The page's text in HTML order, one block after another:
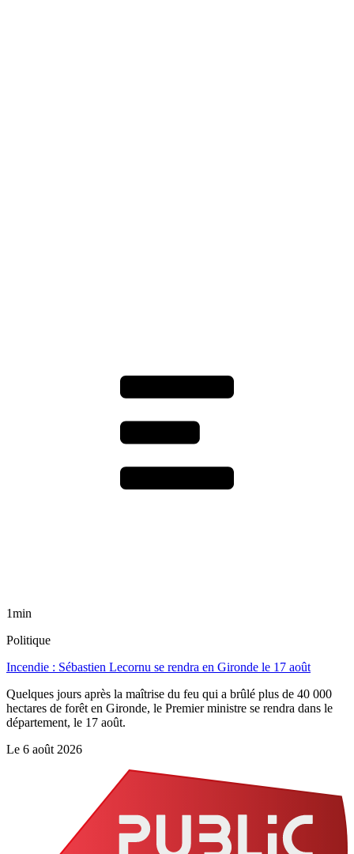
1min
Politique
Incendie : Sébastien Lecornu se rendra en Gironde le 17 août
Quelques jours après la maîtrise du feu qui a brûlé plus de 40 000
hectares de forêt en Gironde, le Premier ministre se rendra dans le
département, le 17 août.
Le 6 août 2026